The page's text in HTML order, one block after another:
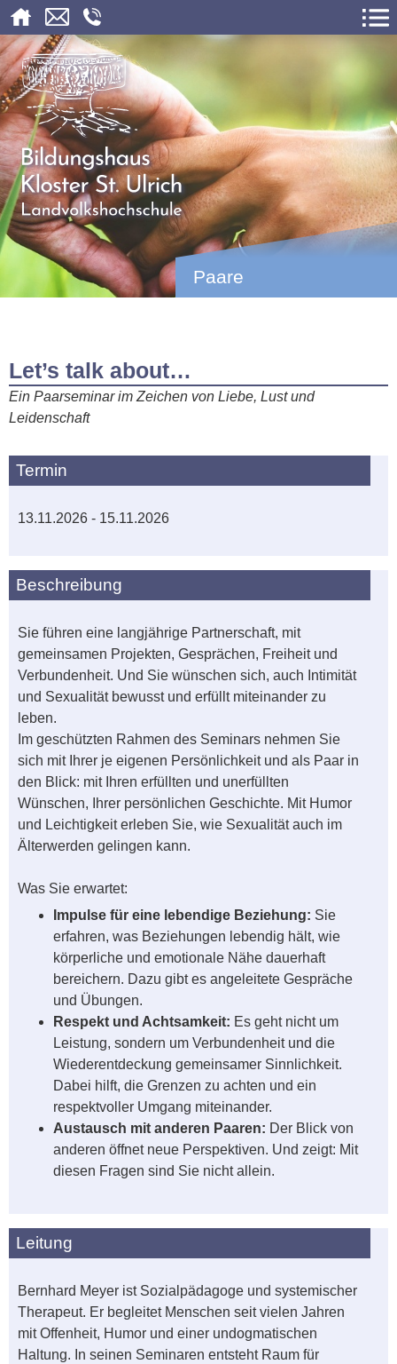
Paare
Let’s talk about…
Ein Paarseminar im Zeichen von Liebe, Lust und
Leidenschaft
Termin
13.11.2026 - 15.11.2026
Beschreibung
Sie führen eine langjährige Partnerschaft, mit
gemeinsamen Projekten, Gesprächen, Freiheit und
Verbundenheit. Und Sie wünschen sich, auch Intimität
und Sexualität bewusst und erfüllt miteinander zu
leben.
Im geschützten Rahmen des Seminars nehmen Sie
sich mit Ihrer je eigenen Persönlichkeit und als Paar in
den Blick: mit Ihren erfüllten und unerfüllten
Wünschen, Ihrer persönlichen Geschichte. Mit Humor
und Leichtigkeit erleben Sie, wie Sexualität auch im
Älterwerden gelingen kann.
Was Sie erwartet:
Impulse für eine lebendige Beziehung: Sie
erfahren, was Beziehungen lebendig hält, wie
körperliche und emotionale Nähe dauerhaft
bereichern. Dazu gibt es angeleitete Gespräche
und Übungen.
Respekt und Achtsamkeit: Es geht nicht um
Leistung, sondern um Verbundenheit und die
Wiederentdeckung gemeinsamer Sinnlichkeit.
Dabei hilft, die Grenzen zu achten und ein
respektvoller Umgang miteinander.
Austausch mit anderen Paaren: Der Blick von
anderen öffnet neue Perspektiven. Und zeigt: Mit
diesen Fragen sind Sie nicht allein.
Leitung
Bernhard Meyer ist Sozialpädagoge und systemischer
Therapeut. Er begleitet Menschen seit vielen Jahren
mit Offenheit, Humor und einer undogmatischen
Haltung. In seinen Seminaren entsteht Raum für